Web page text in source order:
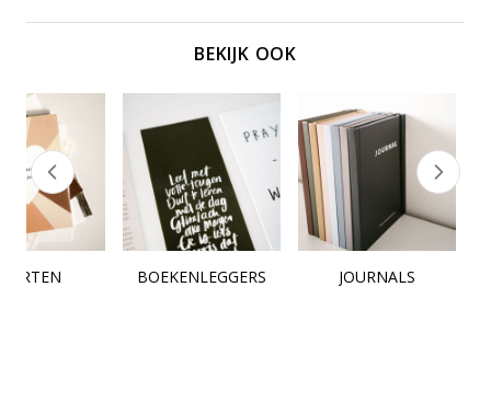
BEKIJK OOK
BOEKENLEGGERS JOURNALS